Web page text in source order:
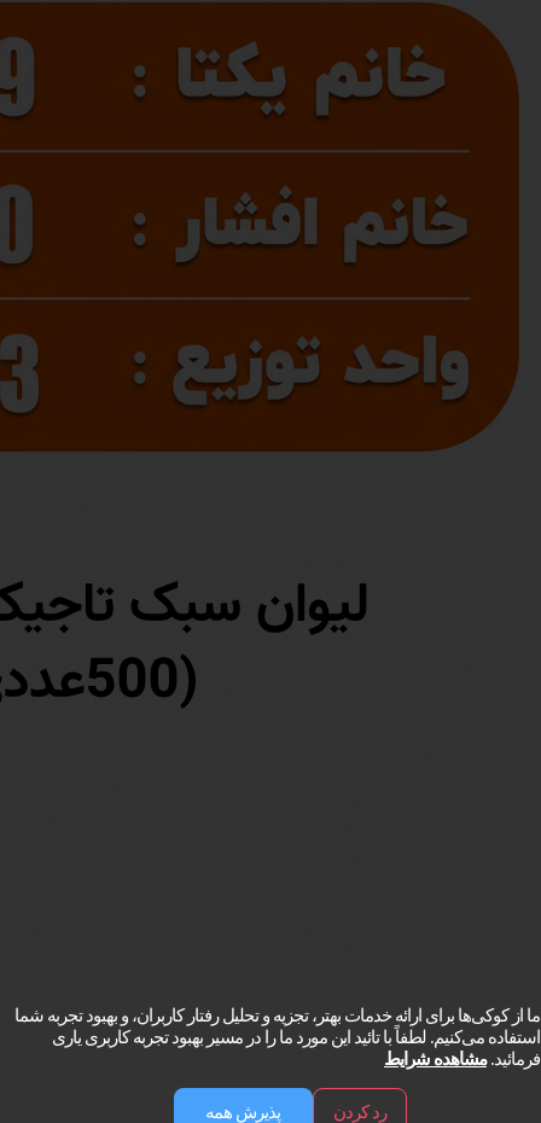
ما از کوکی‌ها برای ارائه خدمات بهتر، تجزیه و تحلیل رفتار کاربران، و بهبود تجربه شما
استفاده می‌کنیم. لطفاً با تائید این مورد ما را در مسیر بهبود تجربه کاربری یاری
فرمائید.مشاهده شرایط
رد کردن پذیرش همه